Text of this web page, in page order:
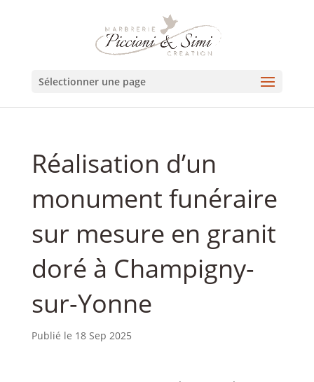
Sélectionner une page
Réalisation d’un
monument funéraire
sur mesure en granit
doré à Champigny-
sur-Yonne
Publié le 18 Sep 2025